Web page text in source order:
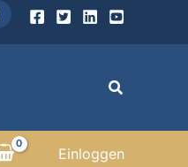
Suche
Einloggen